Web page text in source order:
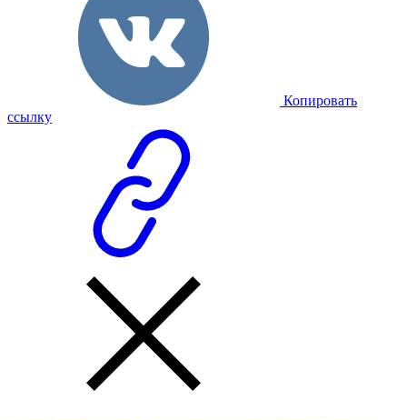
Копировать
ссылку